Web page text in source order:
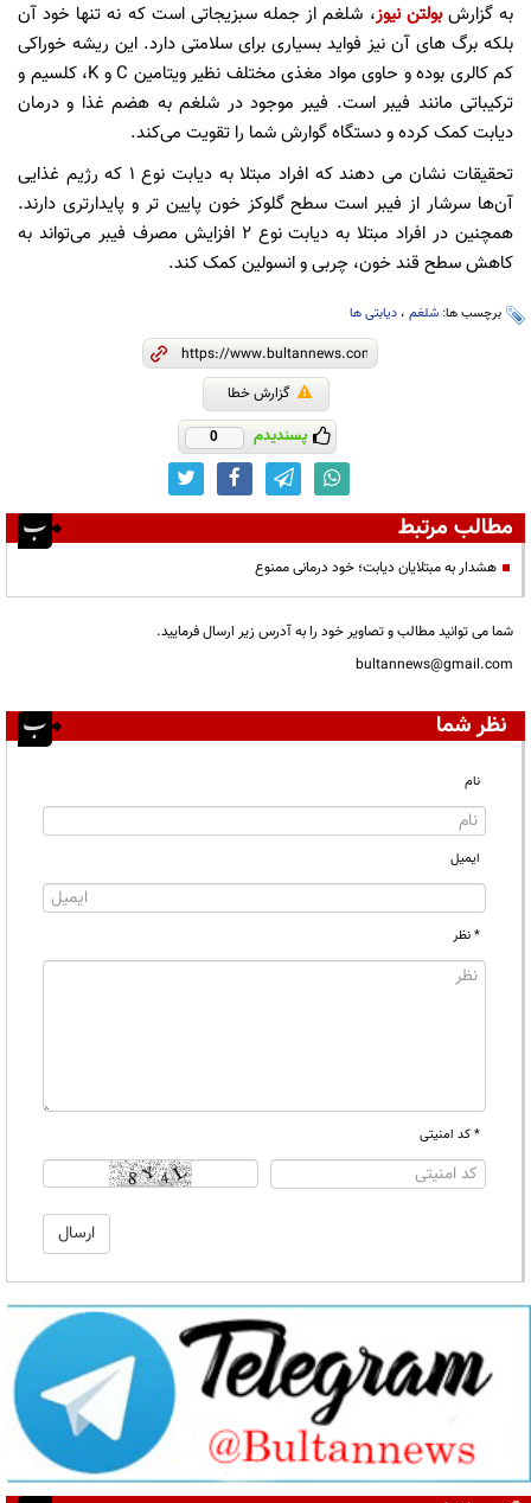
به گزارشبولتن نیوز، شلغم از جمله سبزیجاتی است که نه‌ تنها خود آن
بلکه برگ‌ های آن نیز فواید بسیاری برای سلامتی دارد. این ریشه خوراکی
کم ‌کالری بوده و حاوی مواد مغذی مختلف نظیر ویتامین C و K، کلسیم و
ترکیباتی مانند فیبر است. فیبر موجود در شلغم به هضم غذا و درمان
دیابت کمک کرده و دستگاه گوارش شما را تقویت می‌کند.
تحقیقات نشان می ‌دهند که افراد مبتلا به دیابت نوع 1 که رژیم غذایی
آن‌ها سرشار از فیبر است سطح گلوکز خون پایین ‌تر‌ و پایدارتری دارند.
همچنین در افراد مبتلا به دیابت نوع ۲ افزایش مصرف فیبر می‌تواند به
کاهش سطح قند خون، چربی‌ و انسولین کمک کند.
برچسب ها: شلغم ، دیابتی ها
گزارش خطا
پسندیدم 0
مطالب مرتبط
هشدار به مبتلایان دیابت؛ خود درمانی ممنوع
شما می توانید مطالب و تصاویر خود را به آدرس زیر ارسال فرمایید.
bultannews@gmail.com
نظر شما
نام
ایمیل
* نظر
* کد امنیتی